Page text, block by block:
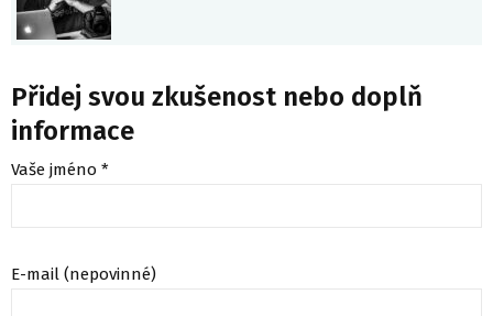
Přidej svou zkušenost nebo doplň
informace
Vaše jméno *
E-mail (nepovinné)